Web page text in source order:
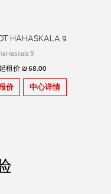
HAHASKALA 9
9
租价 ₪ 68.00
价 中心详情